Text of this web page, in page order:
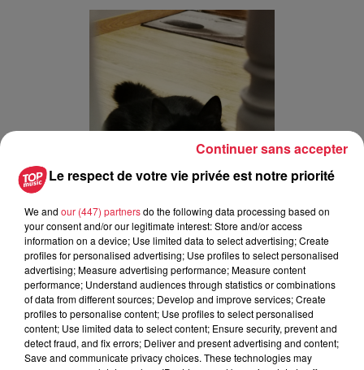
Publié : 2 mars 2022 à 10h44 - Modifié : 30 octobre 2025 à
16h48 Sebastien Ruffet
Le respect de votre vie privée est notre priorité
We and our (447) partnersdo the following data processing based on
your consent and/or our legitimate interest: Store and/or access
information on a device; Use limited data to select advertising; Create
profiles for personalised advertising; Use profiles to select personalised
advertising; Measure advertising performance; Measure content
performance; Understand audiences through statistics or combinations
of data from different sources; Develop and improve services; Create
profiles to personalise content; Use profiles to select personalised
content; Use limited data to select content; Ensure security, prevent and
detect fraud, and fix errors; Deliver and present advertising and content;
Save and communicate privacy choices. These technologies may
Continuer sans accepter